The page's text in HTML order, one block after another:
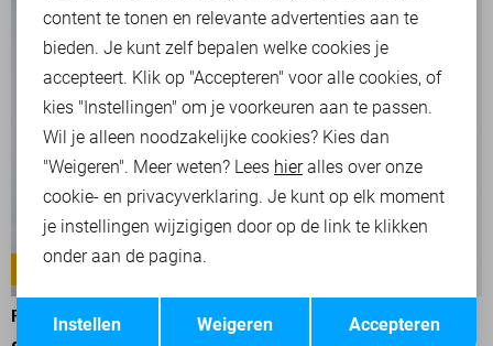
PME LEGEND JEANS PME LEGEND JEANS
Opslaan
content te tonen en relevante advertenties aan te
bieden. Je kunt zelf bepalen welke cookies je
accepteert. Klik op "Accepteren" voor alle cookies, of
kies "Instellingen" om je voorkeuren aan te passen.
Wil je alleen noodzakelijke cookies? Kies dan
"Weigeren". Meer weten? Lees hieralles over onze
cookie- en privacyverklaring. Je kunt op elk moment
je instellingen wijzigigen door op de link te klikken
onder aan de pagina.
Accepteren
Weigeren
Instellen